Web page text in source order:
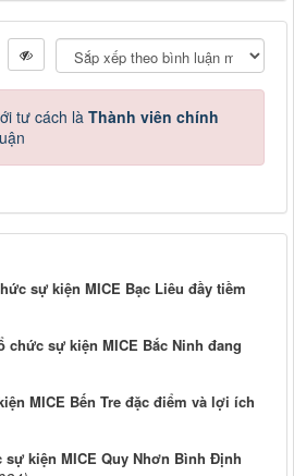
tư cách là Thành viên chính
sự kiện MICE Bạc Liêu đầy tiềm
chức sự kiện MICE Bắc Ninh đang
MICE Bến Tre đặc điểm và lợi ích
kiện MICE Quy Nhơn Bình Định